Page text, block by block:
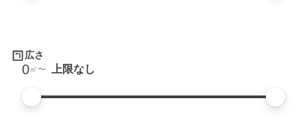
広さ
0㎡ 上限なし